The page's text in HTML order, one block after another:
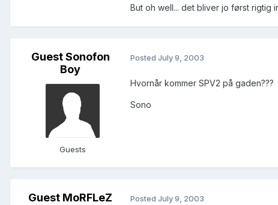
But oh well... det bliver jo først rigtig
Guest Sonofon
Boy
Guests
Posted July 9, 2003
Hvornår kommer SPV2 på gaden???
Sono
Guest MoRFLeZ Posted July 9, 2003